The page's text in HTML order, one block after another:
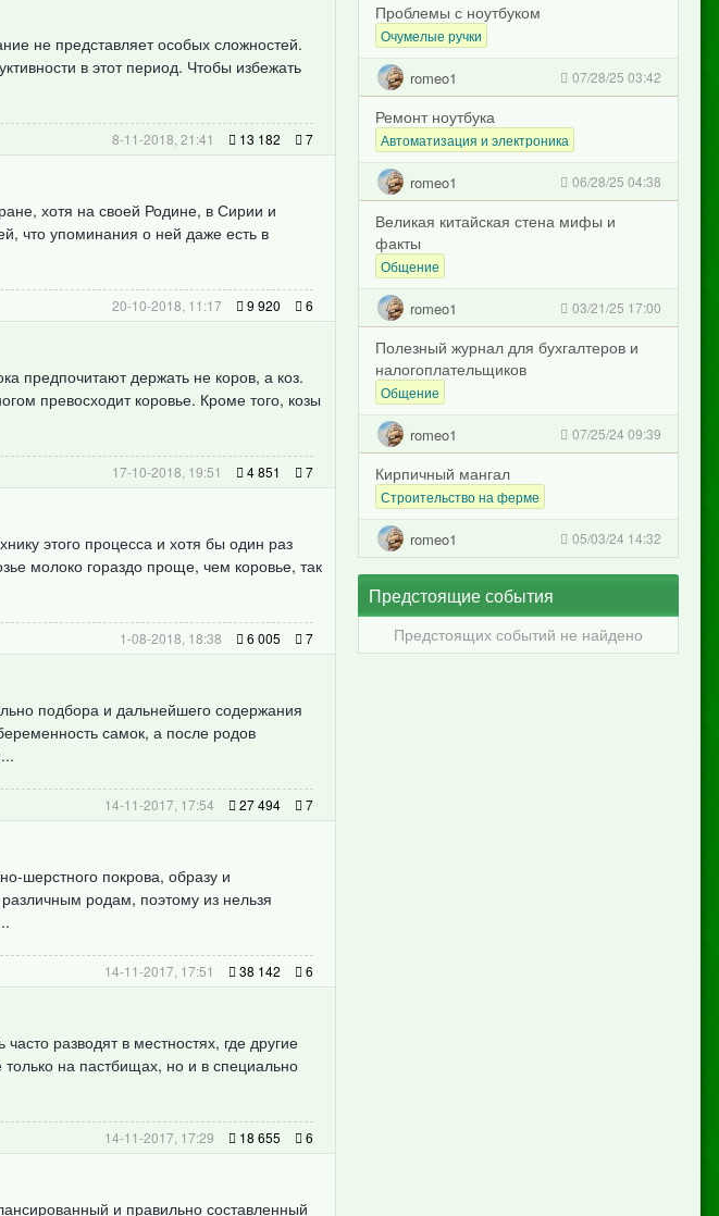
не представляет особых сложностей.
в этот период. Чтобы избежать
8-11-2018, 21:41 13 182 7
хотя на своей Родине, в Сирии и
что упоминания о ней даже есть в
20-10-2018, 11:17 9 920 6
предпочитают держать не коров, а коз.
превосходит коровье. Кроме того, козы
17-10-2018, 19:51 4 851 7
этого процесса и хотя бы один раз
молоко гораздо проще, чем коровье, так
1-08-2018, 18:38 6 005 7
подбора и дальнейшего содержания
самок, а после родов
14-11-2017, 17:54 27 494 7
шерстного покрова, образу и
родам, поэтому из нельзя
14-11-2017, 17:51 38 142 6
разводят в местностях, где другие
на пастбищах, но и в специально
14-11-2017, 17:29 18 655 6
и правильно составленный
Проблемы с ноутбуком
Очумелые ручки
romeo1 07/28/25 03:42
Ремонт ноутбука
Автоматизация и электроника
romeo1 06/28/25 04:38
Великая китайская стена мифы и
факты
Общение
romeo1 03/21/25 17:00
Полезный журнал для бухгалтеров и
налогоплательщиков
Общение
romeo1 07/25/24 09:39
Кирпичный мангал
Строительство на ферме
romeo1 05/03/24 14:32
Предстоящие события
Предстоящих событий не найдено